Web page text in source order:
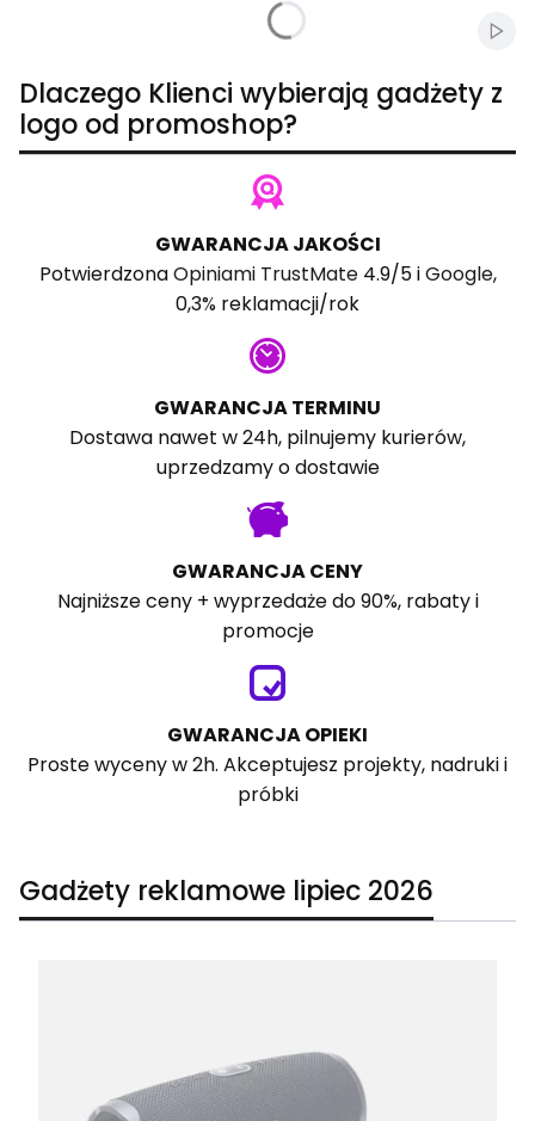
Dlaczego Klienci wybierają gadżety z
logo od promoshop?
GWARANCJA JAKOŚCI
PotwierdzonaOpiniami TrustMate4.9/5 iGoogle,
0,3% reklamacji/rok
GWARANCJA TERMINU
Dostawa nawet w 24h, pilnujemy kurierów,
uprzedzamy o dostawie
GWARANCJA CENY
Najniższe ceny + wyprzedaże do 90%, rabaty i
promocje
GWARANCJA OPIEKI
Proste wyceny w 2h. Akceptujesz projekty, nadruki i
próbki
Gadżety reklamowe lipiec 2026